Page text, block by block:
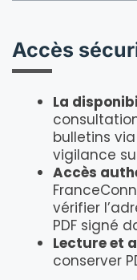
Accès
La
bulletins
vigilance
Accès
vérifier
PDF signé
Lecture et
conserver